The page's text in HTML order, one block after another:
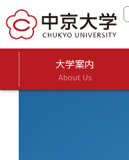
大学案内
About Us